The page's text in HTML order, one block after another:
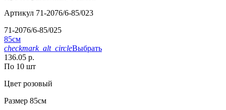
Артикул 71-2076/6-85/023
71-2076/6-85/025
85см
checkmark_alt_circleВыбрать
136.05 р.
По 10 шт
Цвет розовый
Размер 85см